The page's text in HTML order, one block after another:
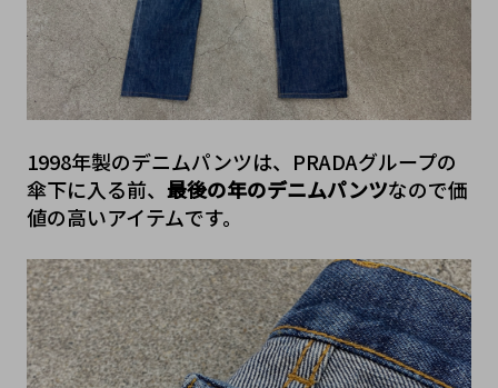
1998年製のデニムパンツは、PRADAグループの
傘下に入る前、 最後の年のデニムパンツなので価
値の高いアイテムです。